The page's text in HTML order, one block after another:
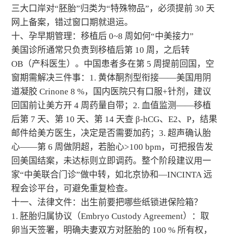
三大口岸对“胚胎”归类为“特殊物品”，必须提前 30 天
网上备案，错过窗口期就退运。
十、孕早期管理：移植后 0~8 周如何“中美接力”
美国诊所通常只负责到移植后第 10 周，之后转
OB（产科医生）。中国患者多在第 5 周提前回国，空
窗期需解决三件事：1. 黄体酮剂型衔接——美国用阴
道凝胶 Crinone 8 %，国内医院只有口服+针剂，建议
回国前让美方开 4 周药量自带；2. 血值监测——移植
后第 7 天、第 10 天、第 14 天查 β-hCG、E2、P，结果
邮件给美方医生，决定是否需要加药；3. 超声确认胎
心——第 6 周做阴超，若胎心>100 bpm，可把报告发
回美国结案，未达标则立即调药。整个阶段建议用一
家“中美联合门诊”做中转，如北京协和—INCINTA 远
程会诊平台，可避免重复检查。
十一、法律文件：出生前要把哪些纸锁进保险箱？
1. 胚胎归属协议（Embryo Custody Agreement）：取
卵当天签署，明确夫妻双方对胚胎的 100 % 所有权，